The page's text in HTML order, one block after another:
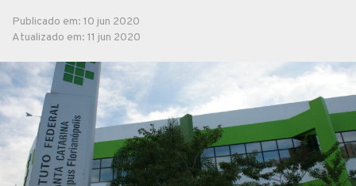
Publicado em: 10 jun 2020
Atualizado em: 11 jun 2020